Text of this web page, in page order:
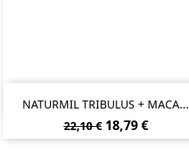
NATURMIL TRIBULUS + MACA...
Preço
normal
22,10 € Preço
18,79 €
 Vista rápida